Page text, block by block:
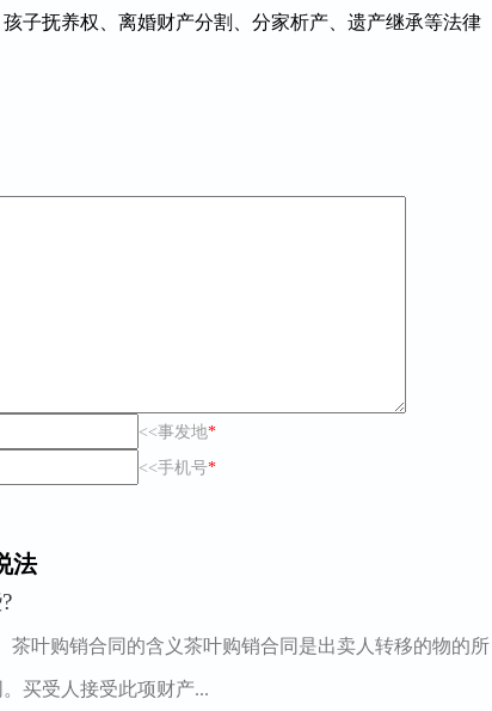
子抚养权、离婚财产分割、分家析产、遗产继承等法律
<<事发地*
<<手机号*
法
茶叶购销合同的含义茶叶购销合同是出卖人转移的物的所
买受人接受此项财产...